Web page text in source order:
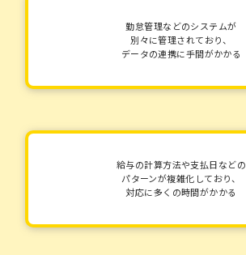
勤怠管理などのシステムが
別々に管理されており、
データの連携に手間がかかる
給与の計算方法や支払日などの
パターンが複雑化しており、
対応に多くの時間がかかる